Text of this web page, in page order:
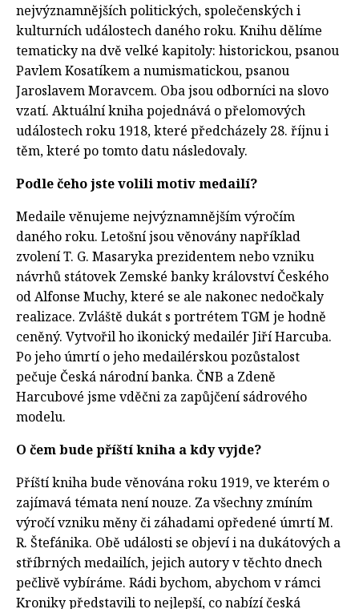
nejvýznamnějších politických, společenských i
kulturních událostech daného roku. Knihu dělíme
tematicky na dvě velké kapitoly: historickou, psanou
Pavlem Kosatíkem a numismatickou, psanou
Jaroslavem Moravcem. Oba jsou odborníci na slovo
vzatí. Aktuální kniha pojednává o přelomových
událostech roku 1918, které předcházely 28. říjnu i
těm, které po tomto datu následovaly.
Podle čeho jste volili motiv medailí?
Medaile věnujeme nejvýznamnějším výročím
daného roku. Letošní jsou věnovány například
zvolení T. G. Masaryka prezidentem nebo vzniku
návrhů státovek Zemské banky království Českého
od Alfonse Muchy, které se ale nakonec nedočkaly
realizace. Zvláště dukát s portrétem TGM je hodně
ceněný. Vytvořil ho ikonický medailér Jiří Harcuba.
Po jeho úmrtí o jeho medailérskou pozůstalost
pečuje Česká národní banka. ČNB a Zdeně
Harcubové jsme vděčni za zapůjčení sádrového
modelu.
O čem bude příští kniha a kdy vyjde?
Příští kniha bude věnována roku 1919, ve kterém o
zajímavá témata není nouze. Za všechny zmíním
výročí vzniku měny či záhadami opředené úmrtí M.
R. Štefánika. Obě události se objeví i na dukátových a
stříbrných medailích, jejich autory v těchto dnech
pečlivě vybíráme. Rádi bychom, abychom v rámci
Kroniky představili to nejlepší, co nabízí česká